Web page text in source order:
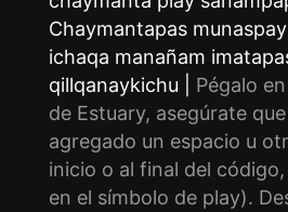
Chaymantapas
ichaqa manañam
qillqanaykichu | Pégalo
de Estuary, asegúrate
agregado un espacio u
inicio o al final del
en el símbolo de play).